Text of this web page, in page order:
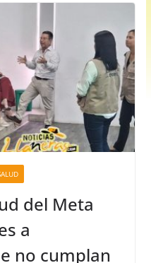
del Meta
a
no cumplan